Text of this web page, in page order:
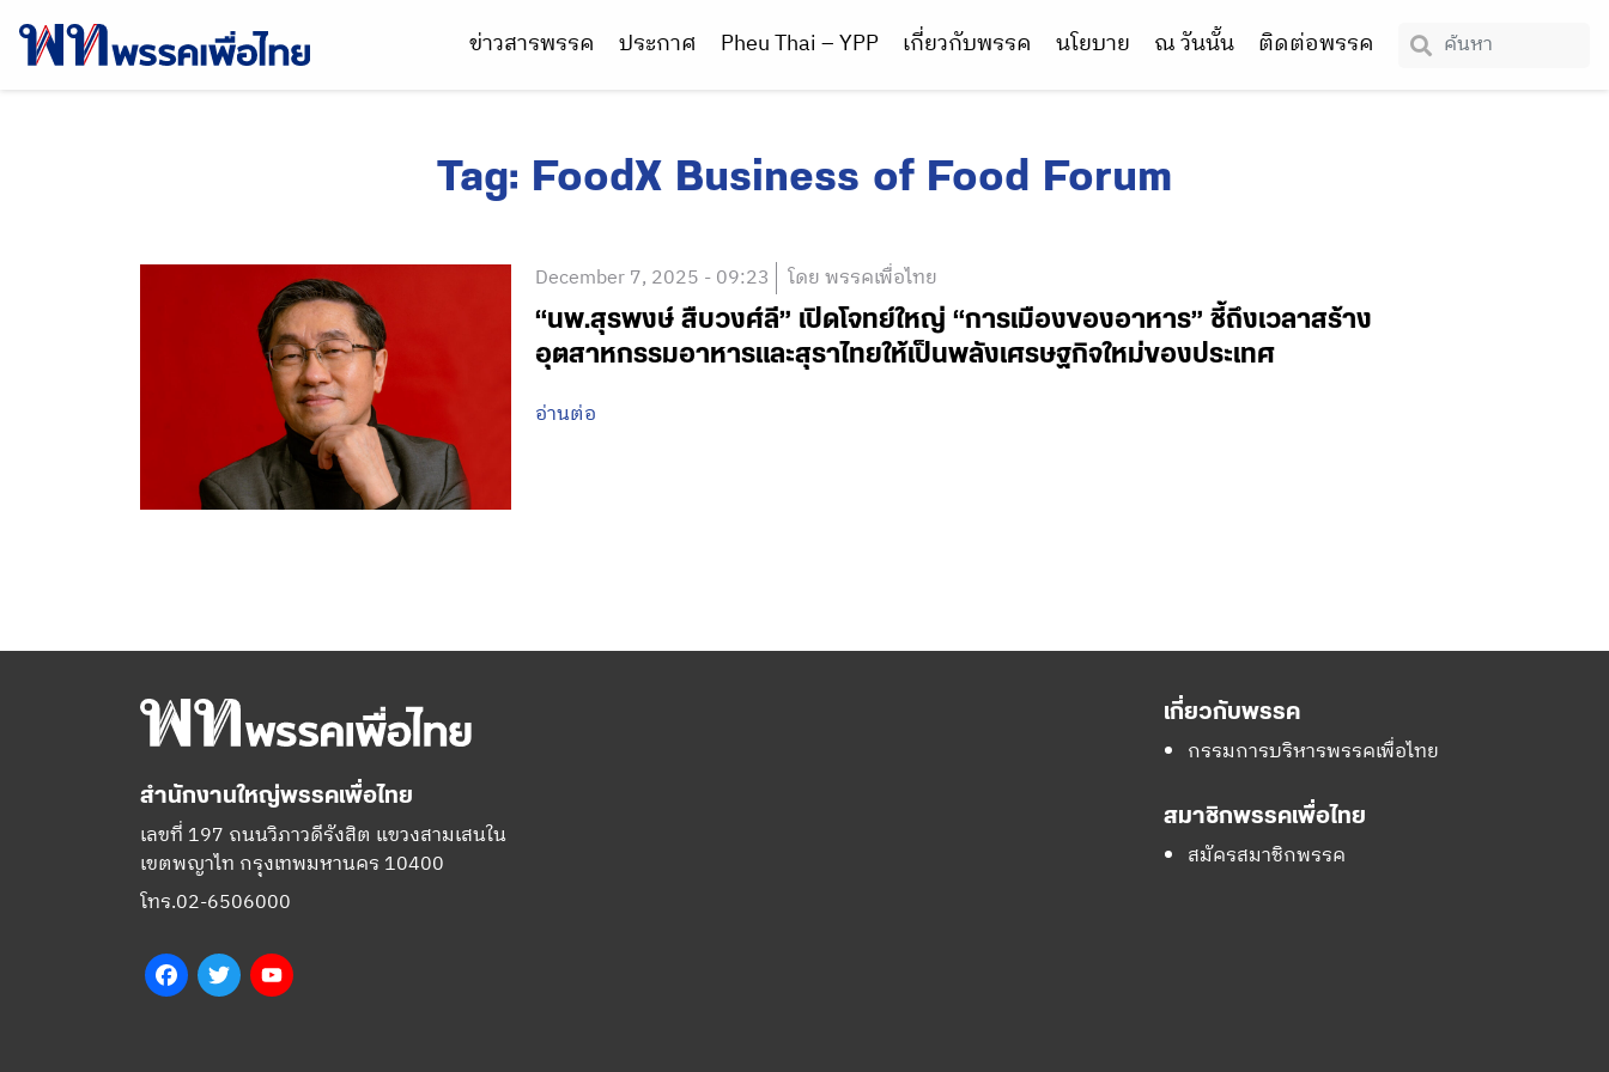
ข่าวสารพรรค ประกาศ Pheu Thai – YPP เกี่ยวกับพรรค นโยบาย ณ วันนั้น ติดต่อพรรค
Tag: FoodX Business of Food Forum
December 7, 2025 - 09:23 โดย พรรคเพื่อไทย
“นพ.สุรพงษ์ สืบวงศ์ลี” เปิดโจทย์ใหญ่ “การเมืองของอาหาร” ชี้ถึงเวลาสร้าง
อุตสาหกรรมอาหารและสุราไทยให้เป็นพลังเศรษฐกิจใหม่ของประเทศ
อ่านต่อ
สำนักงานใหญ่พรรคเพื่อไทย
เลขที่ 197 ถนนวิภาวดีรังสิต แขวงสามเสนใน
เขตพญาไท กรุงเทพมหานคร 10400
โทร.02-6506000
FacebookTwitter
เกี่ยวกับพรรค
กรรมการบริหารพรรคเพื่อไทย
สมาชิกพรรคเพื่อไทย
สมัครสมาชิกพรรค